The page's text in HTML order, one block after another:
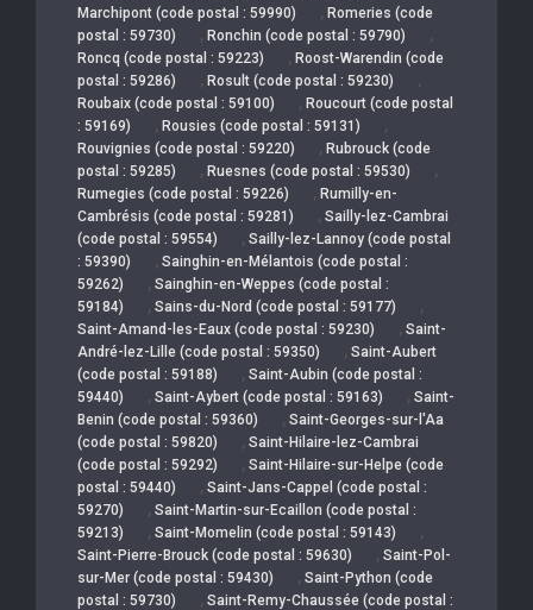
Marchipont (code postal : 59990)
, Romeries (code
postal : 59730)
, Ronchin (code postal : 59790) ,
Roncq (code postal : 59223) , Roost-Warendin (code
postal : 59286)
, Rosult (code postal : 59230) ,
Roubaix (code postal : 59100) , Roucourt (code postal
: 59169)
, Rousies (code postal : 59131) ,
Rouvignies (code postal : 59220) , Rubrouck (code
postal : 59285)
, Ruesnes (code postal : 59530) ,
Rumegies (code postal : 59226) , Rumilly-en-
Cambrésis (code postal : 59281)
, Sailly-lez-Cambrai
(code postal : 59554)
, Sailly-lez-Lannoy (code postal
: 59390)
, Sainghin-en-Mélantois (code postal :
59262)
, Sainghin-en-Weppes (code postal :
59184)
, Sains-du-Nord (code postal : 59177) ,
Saint-Amand-les-Eaux (code postal : 59230) , Saint-
André-lez-Lille (code postal : 59350)
, Saint-Aubert
(code postal : 59188)
, Saint-Aubin (code postal :
59440)
, Saint-Aybert (code postal : 59163) , Saint-
Benin (code postal : 59360)
, Saint-Georges-sur-l'Aa
(code postal : 59820)
, Saint-Hilaire-lez-Cambrai
(code postal : 59292)
, Saint-Hilaire-sur-Helpe (code
postal : 59440)
, Saint-Jans-Cappel (code postal :
59270)
, Saint-Martin-sur-Ecaillon (code postal :
59213)
, Saint-Momelin (code postal : 59143) ,
Saint-Pierre-Brouck (code postal : 59630) , Saint-Pol-
sur-Mer (code postal : 59430)
, Saint-Python (code
postal : 59730)
, Saint-Remy-Chaussée (code postal :